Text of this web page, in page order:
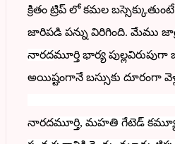
క్రితం ట్రిప్ లో కమల
జారిపడి పన్ను విరిగింది. మేము
నారదమూర్తి భార్య పుల్లవిరుపుగా
అయిష్టంగానే బస్సుకు దూరంగా
* * *
నారదమూర్తి, మహతి గేటెడ్